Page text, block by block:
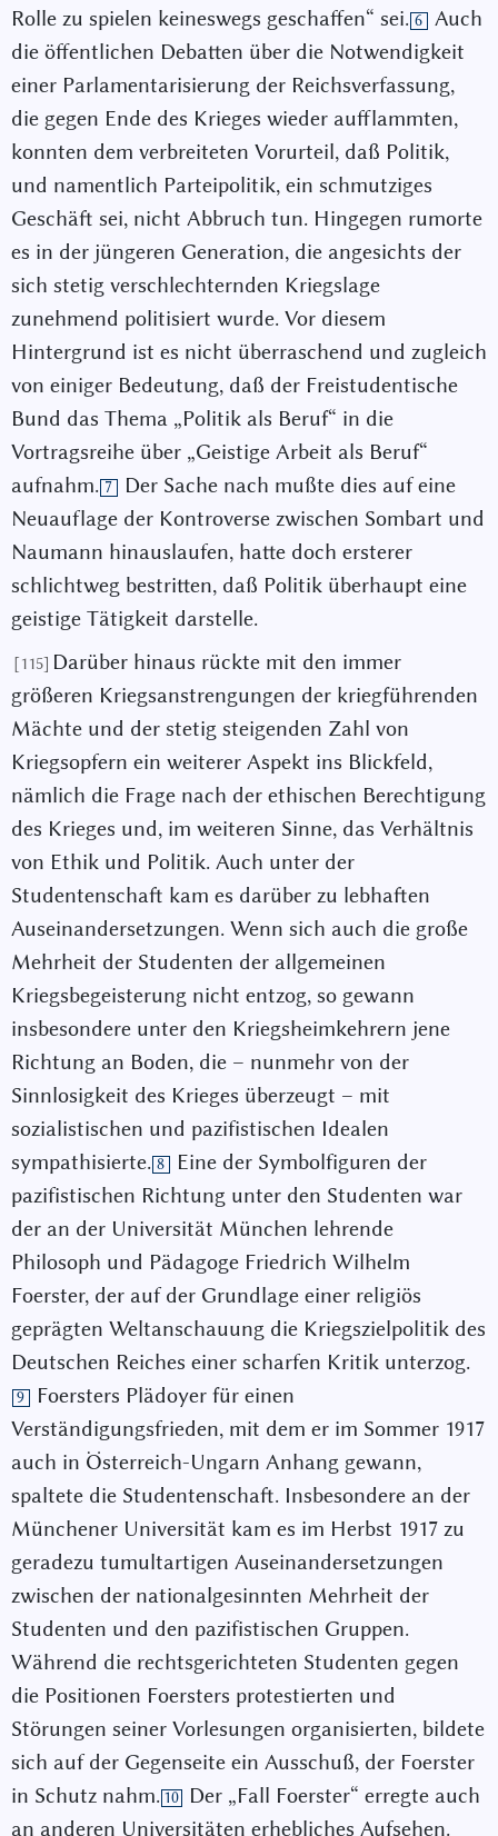
Rolle zu spielen keineswegs geschaffen“ sei. 6
Auch
die öffentlichen Debatten über die Notwendigkeit
einer Parlamentarisierung der Reichsverfassung,
die gegen Ende des Krieges wieder aufflammten,
konnten dem verbreiteten Vorurteil, daß Politik,
und namentlich Parteipolitik, ein schmutziges
Geschäft sei, nicht Abbruch tun. Hingegen rumorte
es in der jüngeren Generation, die angesichts der
sich stetig verschlechternden Kriegslage
zunehmend politisiert wurde. Vor diesem
Hintergrund ist es nicht überraschend und zugleich
von einiger Bedeutung, daß der Freistudentische
Bund das Thema „Politik als Beruf“ in die
Vortragsreihe über „Geistige Arbeit als Beruf“
aufnahm. 7
Der Sache nach mußte dies auf eine
Neuauflage der Kontroverse zwischen Sombart und
Naumann hinauslaufen, hatte doch ersterer
schlichtweg bestritten, daß Politik überhaupt eine
geistige Tätigkeit darstelle.
[115] Darüber hinaus rückte mit den immer
größeren Kriegsanstrengungen der kriegführenden
Mächte und der stetig steigenden Zahl von
Kriegsopfern ein weiterer Aspekt ins Blickfeld,
nämlich die Frage nach der ethischen Berechtigung
des Krieges und, im weiteren Sinne, das Verhältnis
von Ethik und Politik. Auch unter der
Studentenschaft kam es darüber zu lebhaften
Auseinandersetzungen. Wenn sich auch die große
Mehrheit der Studenten der allgemeinen
Kriegsbegeisterung nicht entzog, so gewann
insbesondere unter den Kriegsheimkehrern jene
Richtung an Boden, die – nunmehr von der
Sinnlosigkeit des Krieges überzeugt – mit
sozialistischen und pazifistischen Idealen
sympathisierte. 8
Eine der Symbolfiguren der
pazifistischen Richtung unter den Studenten war
der an der Universität München lehrende
Philosoph und Pädagoge Friedrich Wilhelm
Foerster, der auf der Grundlage einer religiös
geprägten Weltanschauung die Kriegszielpolitik des
Deutschen Reiches einer scharfen Kritik unterzog.
9
Foersters Plädoyer für einen
Verständigungsfrieden, mit dem er im Sommer 1917
auch in Österreich-Ungarn Anhang gewann,
spaltete die Studentenschaft. Insbesondere an der
Münchener Universität kam es im Herbst 1917 zu
geradezu tumultartigen Auseinandersetzungen
zwischen der nationalgesinnten Mehrheit der
Studenten und den pazifistischen Gruppen.
Während die rechtsgerichteten Studenten gegen
die Positionen Foersters protestierten und
Störungen seiner Vorlesungen organisierten, bildete
sich auf der Gegenseite ein Ausschuß, der Foerster
in Schutz nahm. 10
Der „Fall Foerster“ erregte auch
an anderen Universitäten erhebliches Aufsehen.